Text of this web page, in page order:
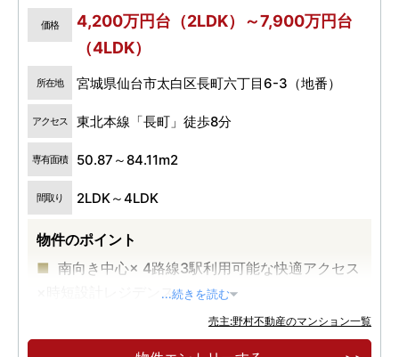
価格
4,200万円台（2LDK）～7,900万円台
（4LDK）
所在地 宮城県仙台市太白区長町六丁目6-3（地番）
アクセス 東北本線「長町」徒歩8分
専有面積 50.87～84.11m2
間取り 2LDK～4LDK
物件のポイント
南向き中心× 4路線3駅利用可能な快適アクセス
×時短設計レジデンス...続きを読む
売主:野村不動産のマンション一覧